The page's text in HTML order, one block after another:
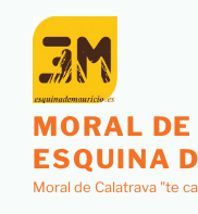
MORAL
ESQUINA
Moral de Calatrava "te